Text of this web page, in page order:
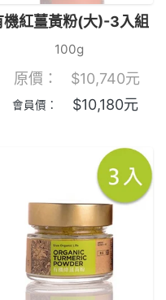
機紅薑黃粉(大)-3入組
100g
原價： $10,740元
會員價： $10,180元